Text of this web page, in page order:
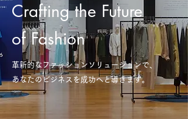
Crafting the Future
of Fashion
革新的なファッションソリューションで、
あなたのビジネスを成功へと導きます。